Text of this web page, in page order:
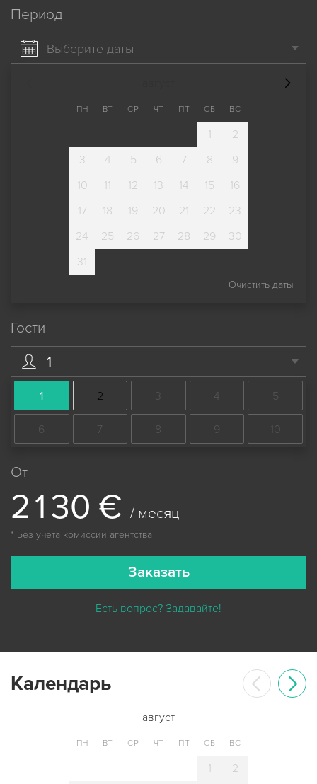
Период
Выберите даты
ПН ВТ СР ЧТ ПТ СБ ВС
1
2
3
4 5 6 7 8
9
10
11 12 13 14 15
16
17
18 19 20 21 22
23
24
25 26 27 28 29
30
31
Очистить даты
Гости
1
1 2 3 4 5
6 7 8 9 10
От
2130 € / месяц
* Без учета комиссии агентства
Заказать
Есть вопрос? Задавайте!
Календарь
август
ПН ВТ СР ЧТ ПТ СБ ВС
1 2